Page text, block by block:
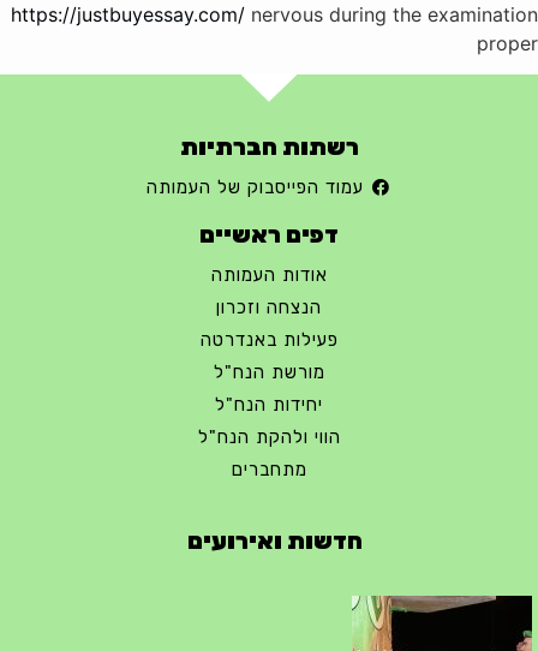
https://justbuyessay.com/ nervous during the examination
proper
רשתות חברתיות
עמוד הפייסבוק של העמותה
דפים ראשיים
אודות העמותה
הנצחה וזכרון
פעילות באנדרטה
מורשת הנח"ל
יחידות הנח"ל
הווי ולהקת הנח"ל
מתחברים
חדשות ואירועים